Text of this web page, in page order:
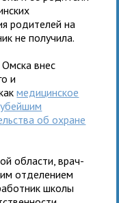
родителей на
не получила.
Омска внес
и
медицинское
об охране
области, врач-
отделением
школы